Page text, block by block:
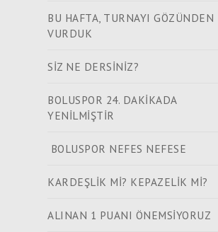
BU HAFTA, TURNAYI GÖZÜNDEN
VURDUK
SİZ NE DERSİNİZ?
BOLUSPOR 24. DAKİKADA
YENİLMİŞTİR
BOLUSPOR NEFES NEFESE
KARDEŞLİK Mİ? KEPAZELİK Mİ?
ALINAN 1 PUANI ÖNEMSİYORUZ